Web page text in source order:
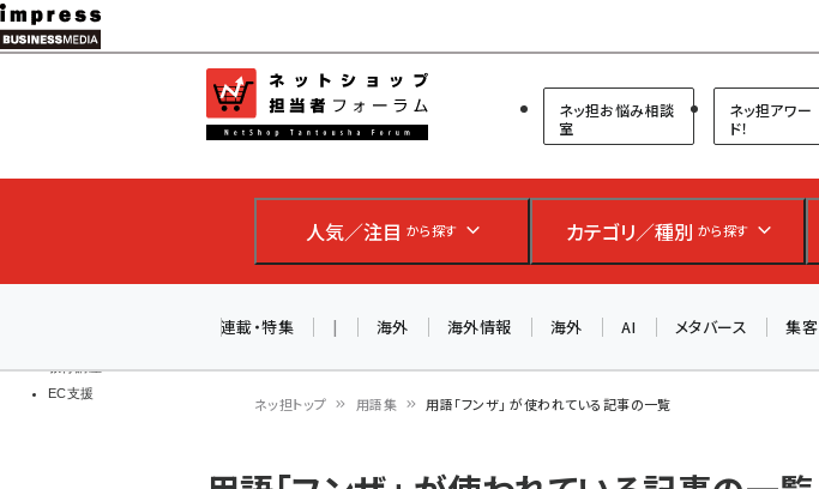
メ
イ
ン
ツ
移
教育講座
EC支援
ネットショップ担当者フォーラム
ネッ担お悩み相談
室
ネッ担アワー
ド！
人気／注目 から探す カテゴリ／種別 から探す
連載・特集 | 海外 海外情報 海外 AI メタバース 集客
ネッ担トップ 用語集 用語「フンザ」 が使われている記事の一覧